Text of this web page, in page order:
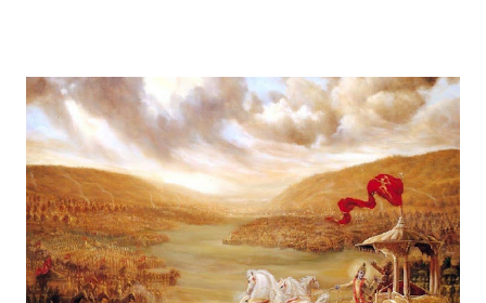
वक्त बदलते देर नहीं लगती। जिस तरह नुसरत फतेह अली खान साहब ने तुम्हें
दिल्लगी भूल जानी पड़ेगी गाकर इश्क़ और इबादत का फर्क समझाया, उसी तरह यह
कलाम हमें 'शुक्र' (Gratitude) का पाठ पढ़ाता है। इस लेख में हम इस कालजयी
रचना के हिंदी बोल (Lyrics), उसके गूढ़ अर्थ और शब्दार्थ को विस्तार से समझेंगे।
...